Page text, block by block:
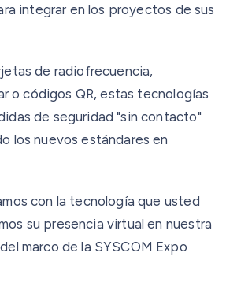
integrar en los proyectos de sus
de radiofrecuencia,
o códigos QR, estas tecnologías
de seguridad "sin contacto"
los nuevos estándares en
con la tecnología que usted
su presencia virtual en nuestra
marco de la SYSCOM Expo